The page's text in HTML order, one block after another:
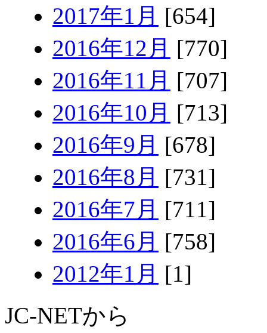
2017年1月 [654]
2016年12月 [770]
2016年11月 [707]
2016年10月 [713]
2016年9月 [678]
2016年8月 [731]
2016年7月 [711]
2016年6月 [758]
2012年1月 [1]
JC-NETから